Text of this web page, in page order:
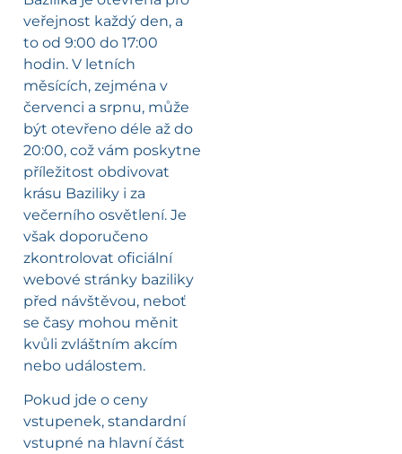
veřejnost každý den, a
to od 9:00 do 17:00
hodin. V letních
měsících, zejména v
červenci a srpnu, může
být otevřeno déle až do
20:00, což vám poskytne
příležitost obdivovat
krásu Baziliky i za
večerního osvětlení. Je
však doporučeno
zkontrolovat oficiální
webové stránky baziliky
před návštěvou, neboť
se časy mohou měnit
kvůli zvláštním akcím
nebo událostem.
Pokud jde o ceny
vstupenek, standardní
vstupné na hlavní část